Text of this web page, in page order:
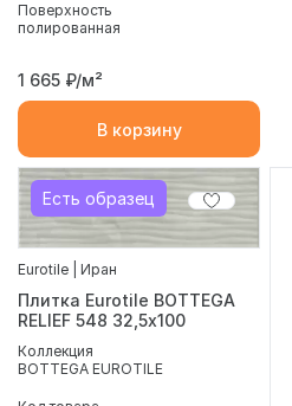
Поверхность
полированная
1 665 ₽/м²
В корзину
Есть образец
Eurotile | Иран
Плитка Eurotile BOTTEGA
RELIEF 548 32,5х100
Коллекция
BOTTEGA EUROTILE